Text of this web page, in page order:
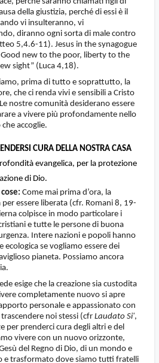
della giustizia, perché di essi è il
vi insulteranno, vi
diranno ogni sorta di male contro
5,4.6-11). Jesus in the synagogue
new to the poor, liberty to the
sight” (Luca 4,18).
prima di tutto e soprattutto, la
che ci renda vivi e sensibili a Cristo
nostre comunità desiderano essere
a vivere più profondamente nello
accoglie.
CURA DELLA NOSTRA CASA
evangelica, per la protezione
di Dio.
Come mai prima d’ora, la
essere liberata (cfr. Romani 8, 19-
colpisce in modo particolare i
e tutte le persone di buona
Intere nazioni e popoli hanno
ecologica se vogliamo essere dei
pianeta. Possiamo ancora
esige che la creazione sia custodita
completamente nuovo si apre
personale e appassionato con
noi stessi (cfr Laudato Si',
per prenderci cura degli altri e del
vivere con un nuovo orizzonte,
del Regno di Dio, di un mondo e
e trasformato dove siamo tutti fratelli